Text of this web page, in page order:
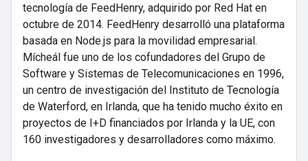
tecnología de FeedHenry, adquirido por Red Hat en
octubre de 2014. FeedHenry desarrolló una plataforma
basada en Node.js para la movilidad empresarial.
Mícheál fue uno de los cofundadores del Grupo de
Software y Sistemas de Telecomunicaciones en 1996,
un centro de investigación del Instituto de Tecnología
de Waterford, en Irlanda, que ha tenido mucho éxito en
proyectos de I+D financiados por Irlanda y la UE, con
160 investigadores y desarrolladores como máximo.